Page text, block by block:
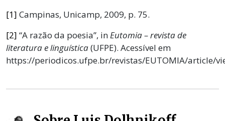
[1] Campinas, Unicamp, 2009, p. 75.
[2] “A razão da poesia”, inEutomia – revista de
literatura e linguística(UFPE). Acessível em
https://periodicos.ufpe.br/revistas/EUTOMIA/article/